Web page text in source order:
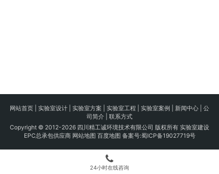
网站首页 实验室设计 实验室方案 实验室工程 实验室案例 新闻中心
公
司简介
联系方式
Copyright © 2012-2026 四川精工诚环境技术有限公司 版权所有 实验室建设
EPC总承包供应商 网站地图 百度地图 备案号:蜀ICP备19027719号
24小时在线咨询